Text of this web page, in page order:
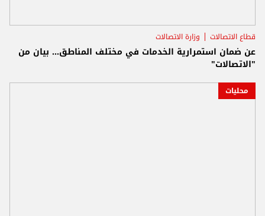
قطاع الاتصالات وزارة الاتصالات
عن ضمان استمرارية الخدمات في مختلف المناطق... بيان من
"الاتصالات"
محليات